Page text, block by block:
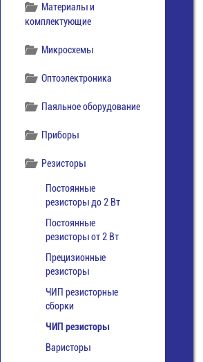
Материалы и
комплектующие
Микросхемы
Оптоэлектроника
Паяльное оборудование
Приборы
Резисторы
Постоянные
резисторы до 2 Вт
Постоянные
резисторы от 2 Вт
Прецизионные
резисторы
ЧИП резисторные
сборки
ЧИП резисторы
Варисторы